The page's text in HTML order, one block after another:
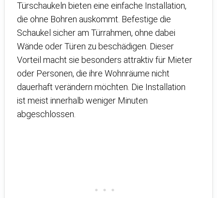
Türschaukeln bieten eine einfache Installation,
die ohne Bohren auskommt. Befestige die
Schaukel sicher am Türrahmen, ohne dabei
Wände oder Türen zu beschädigen. Dieser
Vorteil macht sie besonders attraktiv für Mieter
oder Personen, die ihre Wohnräume nicht
dauerhaft verändern möchten. Die Installation
ist meist innerhalb weniger Minuten
abgeschlossen.